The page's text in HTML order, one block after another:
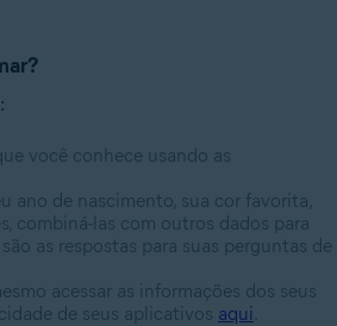
você conhece usando as
ano de nascimento, sua cor favorita,
combiná-las com outros dados para
as respostas para suas perguntas de
acessar as informações dos seus
de seus aplicativos aqui